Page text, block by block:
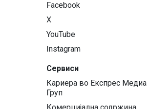
Facebook
X
YouTube
Instagram
Сервиси
Кариера во Експрес Медиа
Груп